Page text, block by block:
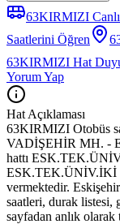
63KIRMIZI
Saatlerini Öğren
63KIRMIZI Hat
Yorum Yap
Hat Açıklaması
63KIRMIZI Otobüs
VADİŞEHİR MH. -
hattı
ESK.TEK.ÜNİV.İKİ
vermektedir.
saatleri, durak listesi,
sayfadan anlık